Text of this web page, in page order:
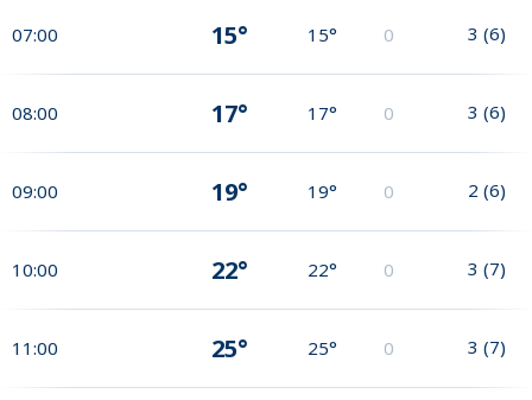
07:00 15° 15° 0 3 (6)
08:00 17° 17° 0 3 (6)
09:00 19° 19° 0 2 (6)
10:00 22° 22° 0 3 (7)
11:00 25° 25° 0 3 (7)